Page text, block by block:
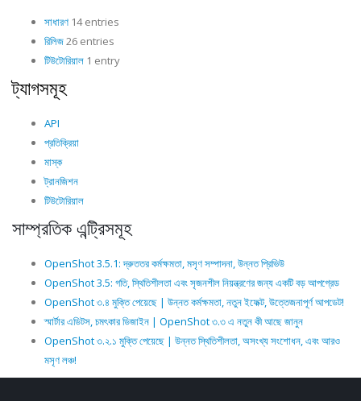
সাধারণ 14 entries
রিলিজ26 entries
টিউটোরিয়াল 1 entry
ট্যাগসমূহ
API
প্রতিক্রিয়া
মাস্ক
ট্রানজিশন
টিউটোরিয়াল
সাম্প্রতিক এন্ট্রিসমূহ
OpenShot 3.5.1: দ্রুততর কর্মক্ষমতা, মসৃণ সম্পাদনা, উন্নত প্রিভিউ
OpenShot 3.5: গতি, স্থিতিশীলতা এবং সৃজনশীল নিয়ন্ত্রণের জন্য একটি বড় আপগ্রেড
OpenShot ৩.৪ মুক্তি পেয়েছে | উন্নত কর্মক্ষমতা, নতুন ইফেক্ট, উত্তেজনাপূর্ণ আপডেট!
স্মার্টার এডিটস, চমৎকার ডিজাইন | OpenShot ৩.৩ এ নতুন কী আছে জানুন
OpenShot ৩.২.১ মুক্তি পেয়েছে | উন্নত স্থিতিশীলতা, অসংখ্য সংশোধন, এবং আরও
মসৃণ লঞ্চ!